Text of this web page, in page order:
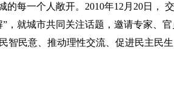
每一个人敞开。2010年12月20日，
，就城市共同关注话题，邀请专家、
民意、推动理性交流、促进民主民